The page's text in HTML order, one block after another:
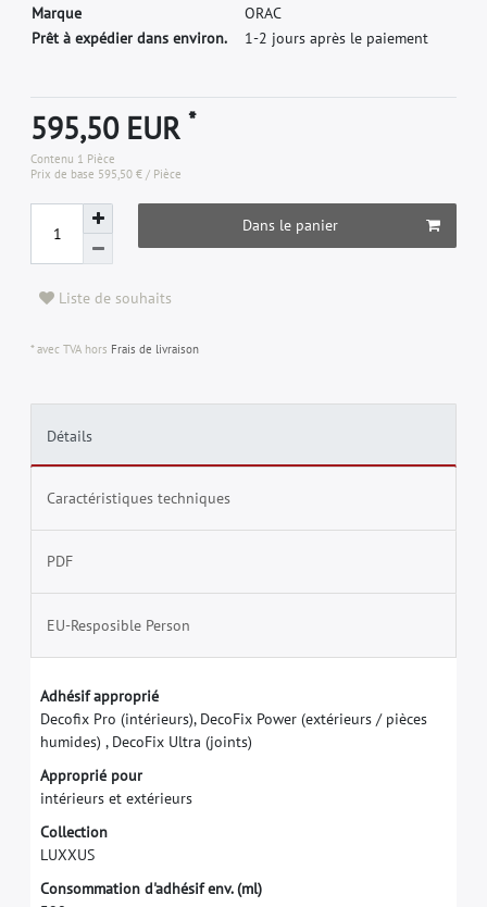
Marque ORAC
Prêt à expédier dans environ.
1-2 jours après le paiement
595,50 EUR*
Contenu 1 Pièce
Prix de base 595,50 € / Pièce
Dans le panier
Liste de souhaits
* avec TVA hors Frais de livraison
Détails
Caractéristiques techniques
PDF
EU-Resposible Person
Adhésif approprié
Decofx Pro (intérieurs), DecoFix Power (extérieurs / pièces
humides) , DecoFix Ultra (joints)
Approprié pour
intérieurs et extérieurs
Collection
LUXXUS
Consommation d'adhésif env. (ml)